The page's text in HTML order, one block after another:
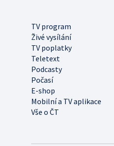
TV program
Živé vysílání
TV poplatky
Teletext
Podcasty
Počasí
E-shop
Mobilní a TV aplikace
Vše o ČT